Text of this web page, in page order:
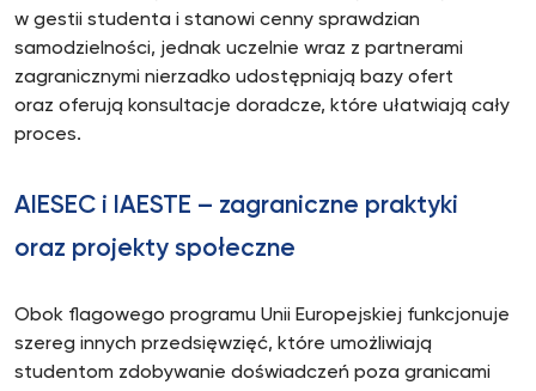
w gestii studenta i stanowi cenny sprawdzian
samodzielności, jednak uczelnie wraz z partnerami
zagranicznymi nierzadko udostępniają bazy ofert
oraz oferują konsultacje doradcze, które ułatwiają cały
proces.
AIESEC i IAESTE – zagraniczne praktyki
oraz projekty społeczne
Obok flagowego programu Unii Europejskiej funkcjonuje
szereg innych przedsięwzięć, które umożliwiają
studentom zdobywanie doświadczeń poza granicami